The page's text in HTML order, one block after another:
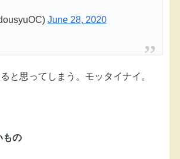
June 28, 2020
と思ってしまう。モッタイナイ。
もの